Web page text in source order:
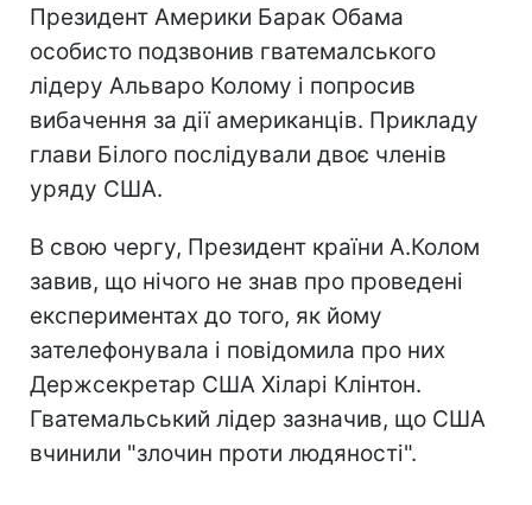
Президент Америки Барак Обама
особисто подзвонив гватемалського
лідеру Альваро Колому і попросив
вибачення за дії американців. Прикладу
глави Білого послідували двоє членів
уряду США.
В свою чергу, Президент країни А.Колом
завив, що нічого не знав про проведені
експериментах до того, як йому
зателефонувала і повідомила про них
Держсекретар США Хіларі Клінтон.
Гватемальський лідер зазначив, що США
вчинили "злочин проти людяності".